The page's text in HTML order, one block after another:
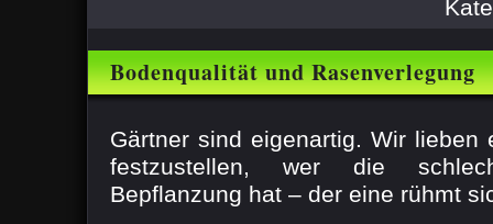
Bodenqualität und Rasenverlegung
Gärtner sind eigenartig. Wir lieben
festzustellen, wer die
Bepflanzung hat – der eine rühmt